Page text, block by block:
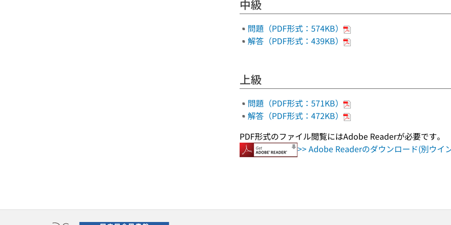
中級
問題（PDF形式：574KB）
解答（PDF形式：439KB）
上級
問題（PDF形式：571KB）
解答（PDF形式：472KB）
PDF形式のファイル閲覧にはAdobe Readerが必要です。
>> Adobe Readerのダウンロード(別ウイ